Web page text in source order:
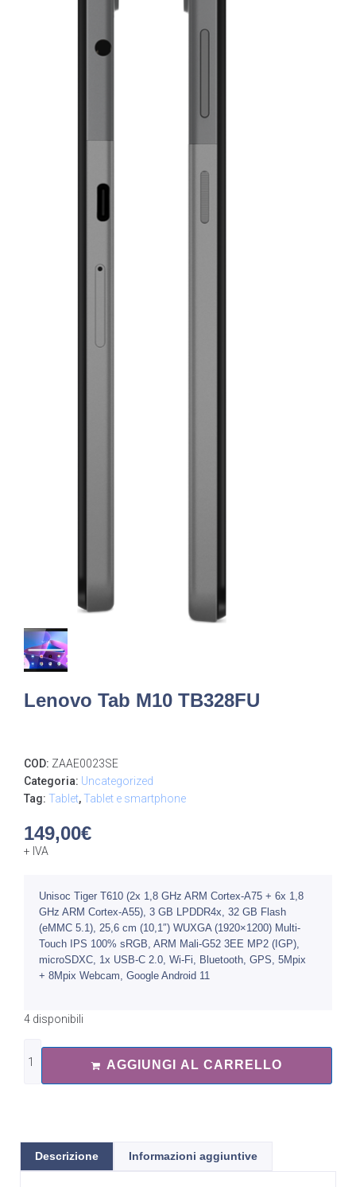
Lenovo Tab M10 TB328FU
COD: ZAAE0023SE
Categoria: Uncategorized
Tag: Tablet,Tablet e smartphone
149,00€
+ IVA
Unisoc Tiger T610 (2x 1,8 GHz ARM Cortex-A75 + 6x 1,8
GHz ARM Cortex-A55), 3 GB LPDDR4x, 32 GB Flash
(eMMC 5.1), 25,6 cm (10,1″) WUXGA (1920×1200) Multi-
Touch IPS 100% sRGB, ARM Mali-G52 3EE MP2 (IGP),
microSDXC, 1x USB-C 2.0, Wi-Fi, Bluetooth, GPS, 5Mpix
+ 8Mpix Webcam, Google Android 11
4 disponibili
AGGIUNGI AL CARRELLO
Descrizione Informazioni aggiuntive